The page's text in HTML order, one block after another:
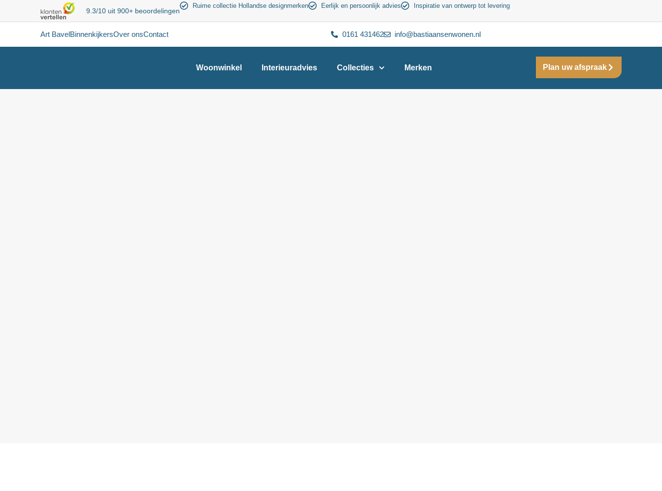
9.3/10 uit 900+ beoordelingen
Ruime collectie Hollandse designmerken Eerlijk en persoonlijk advies Inspiratie van ontwerp tot levering
Art BavelBinnenkijkersOver onsContact 0161 431462 info@bastiaansenwonen.nl
Woonwinkel Interieuradvies Collecties Merken Plan uw afspraak